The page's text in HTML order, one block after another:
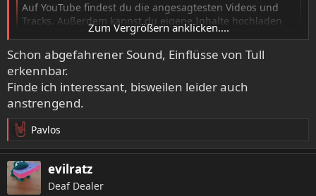
Auf YouTube findest du die angesagtesten Videos und
Tracks. Außerdem kannst du eigene Inhalte hochladen
und mit Freunden oder gleich der ganzen Welt teilen.
www.youtube.com
Besser geht dieser Stil nicht....
Zum Vergrößern anklicken....
Schon abgefahrener Sound, Einflüsse von Tull
erkennbar.
Finde ich interessant, bisweilen leider auch
anstrengend.
R
e
a
k
t
Pavlos
evilratz
Deaf Dealer